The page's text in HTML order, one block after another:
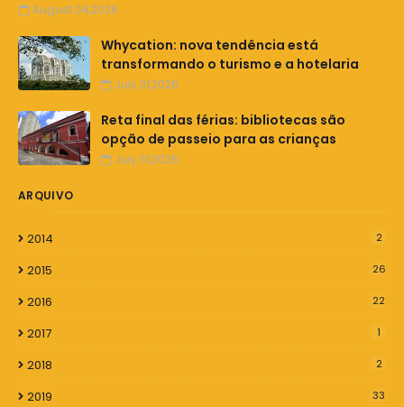
August 04,2026
Whycation: nova tendência está
transformando o turismo e a hotelaria
July 31,2026
Reta final das férias: bibliotecas são
opção de passeio para as crianças
July 31,2026
ARQUIVO
2014 2
2015 26
2016 22
2017 1
2018 2
2019 33